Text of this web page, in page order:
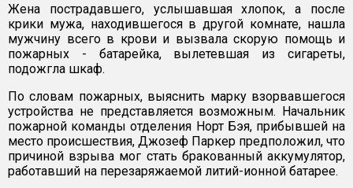
Жена пострадавшего, услышавшая хлопок, а после
крики мужа, находившегося в другой комнате, нашла
мужчину всего в крови и вызвала скорую помощь и
пожарных - батарейка, вылетевшая из сигареты,
подожгла шкаф.
По словам пожарных, выяснить марку взорвавшегося
устройства не представляется возможным. Начальник
пожарной команды отделения Норт Бэя, прибывшей на
место происшествия, Джозеф Паркер предположил, что
причиной взрыва мог стать бракованный аккумулятор,
работавший на перезаряжаемой литий-ионной батарее.